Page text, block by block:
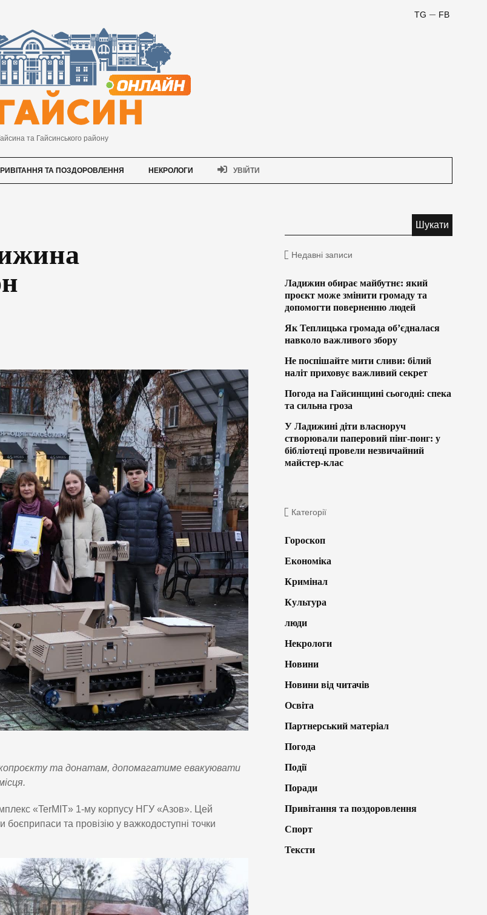
FB
TG
та Гайсинського району
ТА ПОЗДОРОВЛЕННЯ НЕКРОЛОГИ УВІЙТИ
та донатам, допомагатиме евакуювати
«TerMIT» 1-му корпусу НГУ «Азов». Цей
та провізію у важкодоступні точки
Недавні записи
Ладижин обирає майбутнє: який
проєкт може змінити громаду та
допомогти поверненню людей
Як Теплицька громада об’єдналася
навколо важливого збору
Не поспішайте мити сливи: білий
наліт приховує важливий секрет
Погода на Гайсинщині сьогодні: спека
та сильна гроза
У Ладижині діти власноруч
створювали паперовий пінг-понг: у
бібліотеці провели незвичайний
майстер-клас
Категорії
Гороскоп
Економіка
Кримінал
Культура
люди
Некрологи
Новини
Новини від читачів
Освіта
Партнерський матеріал
Погода
Події
Поради
Привітання та поздоровлення
Спорт
Тексти